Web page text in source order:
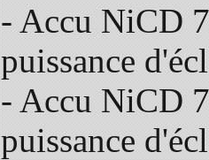
- Accu NiCD
puissance
- Accu NiCD
puissance